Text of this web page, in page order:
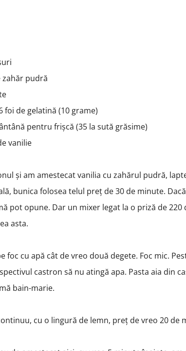
zahăr pudră
foi de gelatină (10 grame)
pentru frișcă (35 la sută grăsime)
vanilie
și am amestecat vanilia cu zahărul pudră,
bunica folosea telul preț de 30 de minute.
pot opune. Dar un mixer legat la o priză de
asta.
foc cu apă cât de vreo două degete. Foc mic.
castron să nu atingă apa. Pasta aia din
bain-marie.
cu o lingură de lemn, preț de vreo 20 de